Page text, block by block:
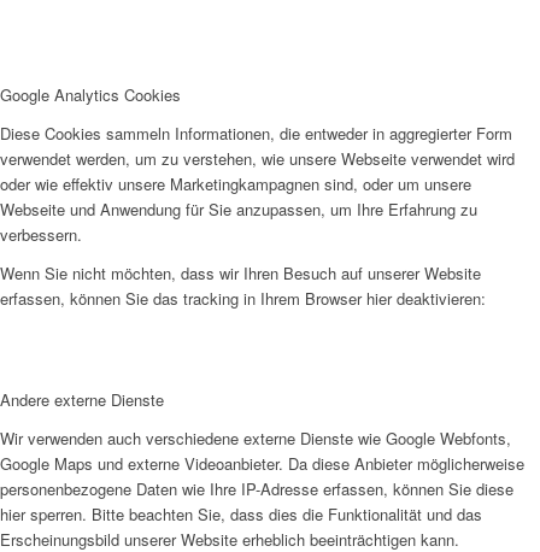
Google Analytics Cookies
Diese Cookies sammeln Informationen, die entweder in aggregierter Form
verwendet werden, um zu verstehen, wie unsere Webseite verwendet wird
oder wie effektiv unsere Marketingkampagnen sind, oder um unsere
Webseite und Anwendung für Sie anzupassen, um Ihre Erfahrung zu
verbessern.
Wenn Sie nicht möchten, dass wir Ihren Besuch auf unserer Website
erfassen, können Sie das tracking in Ihrem Browser hier deaktivieren:
Andere externe Dienste
Wir verwenden auch verschiedene externe Dienste wie Google Webfonts,
Google Maps und externe Videoanbieter. Da diese Anbieter möglicherweise
personenbezogene Daten wie Ihre IP-Adresse erfassen, können Sie diese
hier sperren. Bitte beachten Sie, dass dies die Funktionalität und das
Erscheinungsbild unserer Website erheblich beeinträchtigen kann.